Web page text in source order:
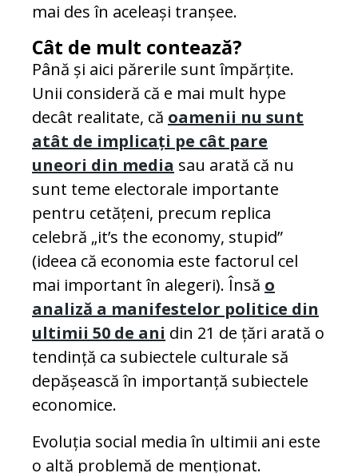
mai des în aceleași tranșee.
Cât de mult contează?
Până și aici părerile sunt împărțite.
Unii consideră că e mai mult hype
decât realitate, că oamenii nu sunt
atât de implicați pe cât pare
uneori din media sau arată că nu
sunt teme electorale importante
pentru cetățeni, precum replica
celebră „it’s the economy, stupid”
(ideea că economia este factorul cel
mai important în alegeri). Însă o
analiză a manifestelor politice din
ultimii 50 de ani din 21 de țări arată o
tendință ca subiectele culturale să
depășească în importanță subiectele
economice.
Evoluția social media în ultimii ani este
o altă problemă de menționat.